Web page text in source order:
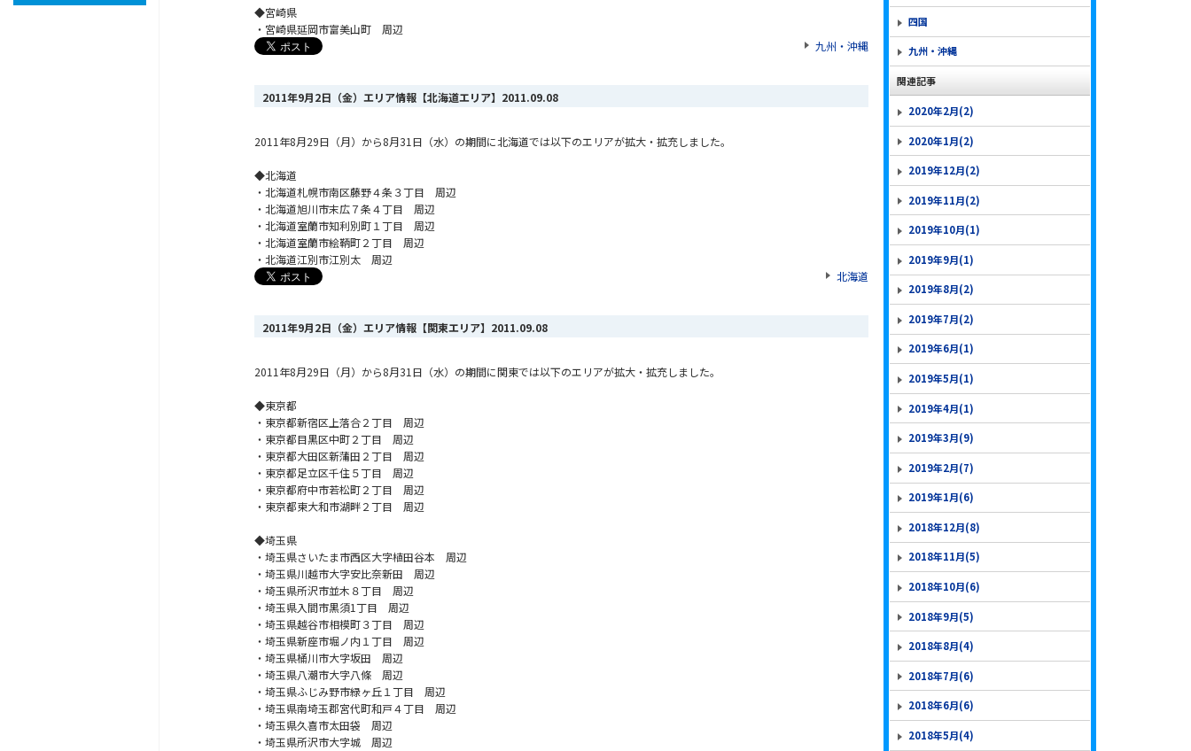
◆宮崎県
・宮崎県延岡市富美山町 周辺
九州・沖縄
2011年9月2日（金）エリア情報【北海道エリア】 2011.09.08
2011年8月29日（月）から8月31日（水）の期間に北海道では以下のエリアが拡大・拡充しました。
◆北海道
・北海道札幌市南区藤野４条３丁目 周辺
・北海道旭川市末広７条４丁目 周辺
・北海道室蘭市知利別町１丁目 周辺
・北海道室蘭市絵鞆町２丁目 周辺
・北海道江別市江別太 周辺
北海道
2011年9月2日（金）エリア情報【関東エリア】 2011.09.08
2011年8月29日（月）から8月31日（水）の期間に関東では以下のエリアが拡大・拡充しました。
◆東京都
・東京都新宿区上落合２丁目 周辺
・東京都目黒区中町２丁目 周辺
・東京都大田区新蒲田２丁目 周辺
・東京都足立区千住５丁目 周辺
・東京都府中市若松町２丁目 周辺
・東京都東大和市湖畔２丁目 周辺
◆埼玉県
・埼玉県さいたま市西区大字植田谷本 周辺
・埼玉県川越市大字安比奈新田 周辺
・埼玉県所沢市並木８丁目 周辺
・埼玉県入間市黒須1丁目 周辺
・埼玉県越谷市相模町３丁目 周辺
・埼玉県新座市堀ノ内１丁目 周辺
・埼玉県桶川市大字坂田 周辺
・埼玉県八潮市大字八條 周辺
・埼玉県ふじみ野市緑ヶ丘１丁目 周辺
・埼玉県南埼玉郡宮代町和戸４丁目 周辺
・埼玉県久喜市太田袋 周辺
・埼玉県所沢市大字城 周辺
四国
九州・沖縄
関連記事
2020年2月(2)
2020年1月(2)
2019年12月(2)
2019年11月(2)
2019年10月(1)
2019年9月(1)
2019年8月(2)
2019年7月(2)
2019年6月(1)
2019年5月(1)
2019年4月(1)
2019年3月(9)
2019年2月(7)
2019年1月(6)
2018年12月(8)
2018年11月(5)
2018年10月(6)
2018年9月(5)
2018年8月(4)
2018年7月(6)
2018年6月(6)
2018年5月(4)